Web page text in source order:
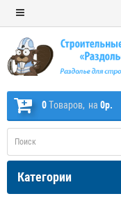
0Tоваров, на 0р.
Категории